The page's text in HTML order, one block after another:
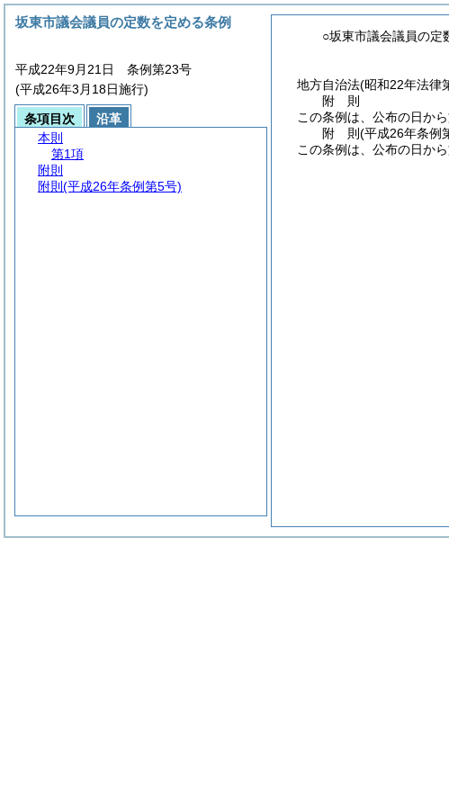
○坂東市議会議員の定
地方自治法(昭和22年法律
附 則
この条例は、公布の日か
附 則(平成26年条例
この条例は、公布の日か
坂東市議会議員の定数を定める条例
平成22年9月21日 条例第23号
(平成26年3月18日施行)
条項目次
沿革
本則
第1項
附則
附則 (平成26年条例第5号)